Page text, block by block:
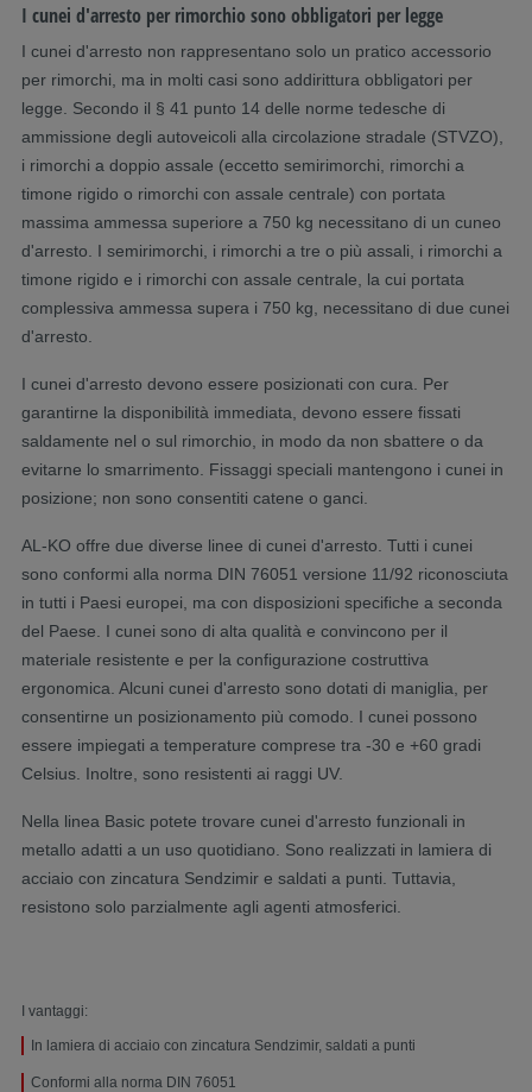
I cunei d'arresto per rimorchio sono obbligatori per legge
I cunei d'arresto non rappresentano solo un pratico accessorio
per rimorchi, ma in molti casi sono addirittura obbligatori per
legge. Secondo il § 41 punto 14 delle norme tedesche di
ammissione degli autoveicoli alla circolazione stradale (STVZO),
i rimorchi a doppio assale (eccetto semirimorchi, rimorchi a
timone rigido o rimorchi con assale centrale) con portata
massima ammessa superiore a 750 kg necessitano di un cuneo
d'arresto. I semirimorchi, i rimorchi a tre o più assali, i rimorchi a
timone rigido e i rimorchi con assale centrale, la cui portata
complessiva ammessa supera i 750 kg, necessitano di due cunei
d'arresto.
I cunei d'arresto devono essere posizionati con cura. Per
garantirne la disponibilità immediata, devono essere fissati
saldamente nel o sul rimorchio, in modo da non sbattere o da
evitarne lo smarrimento. Fissaggi speciali mantengono i cunei in
posizione; non sono consentiti catene o ganci.
AL-KO offre due diverse linee di cunei d'arresto. Tutti i cunei
sono conformi alla norma DIN 76051 versione 11/92 riconosciuta
in tutti i Paesi europei, ma con disposizioni specifiche a seconda
del Paese. I cunei sono di alta qualità e convincono per il
materiale resistente e per la configurazione costruttiva
ergonomica. Alcuni cunei d'arresto sono dotati di maniglia, per
consentirne un posizionamento più comodo. I cunei possono
essere impiegati a temperature comprese tra -30 e +60 gradi
Celsius. Inoltre, sono resistenti ai raggi UV.
Nella linea Basic potete trovare cunei d'arresto funzionali in
metallo adatti a un uso quotidiano. Sono realizzati in lamiera di
acciaio con zincatura Sendzimir e saldati a punti. Tuttavia,
resistono solo parzialmente agli agenti atmosferici.
I vantaggi:
In lamiera di acciaio con zincatura Sendzimir, saldati a punti
Conformi alla norma DIN 76051